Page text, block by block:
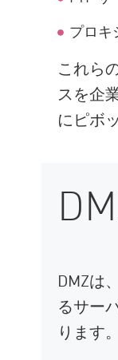
プロキ
これら
スを企
にピボ
DMZは
るサー
ります。